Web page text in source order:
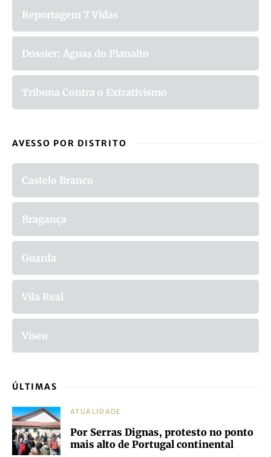
Reportagem 7 Vidas
Dossier: Águas do Planalto
Tribuna Contra o Extrativismo
AVESSO POR DISTRITO
Castelo Branco
Bragança
Guarda
Vila Real
Viseu
ÚLTIMAS
ATUALIDADE
Por Serras Dignas, protesto no ponto
mais alto de Portugal continental